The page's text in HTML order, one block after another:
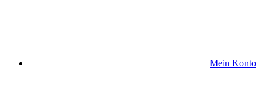
Mein Konto